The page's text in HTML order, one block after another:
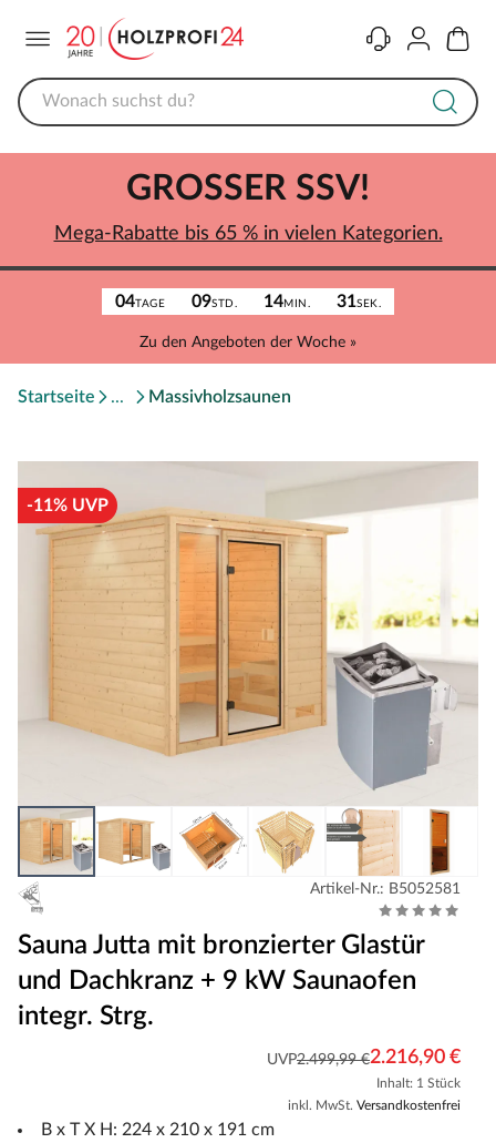
KontaktKonto
04TAGE 09STD. 14MIN. 31SEK.
Zu den Angeboten der Woche »
GROSSER SSV!
Mega-Rabatte bis 65 % in vielen Kategorien.
Startseite Massivholzsaunen
-11% UVP
Artikel-Nr.: B5052581
Sauna Jutta mit bronzierter Glastür
und Dachkranz + 9 kW Saunaofen
integr. Strg.
UVP2.499,99 €2.216,90 €
Inhalt: 1 Stück
inkl. MwSt. Versandkostenfrei
B x T X H: 224 x 210 x 191 cm